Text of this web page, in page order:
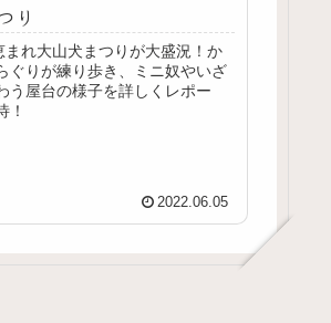
り
れ大山犬まつりが大盛況！か
ぐりが練り歩き、ミニ奴やいざ
う屋台の様子を詳しくレポー
！
2022.06.05